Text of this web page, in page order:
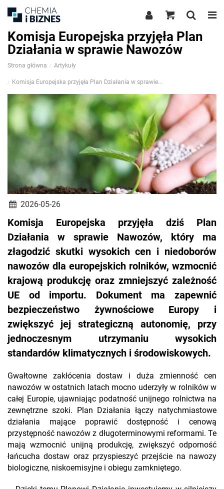
Komisja Europejska przyjęła Plan
Działania w sprawie Nawozów
Strona główna Artykuły
Komisja Europejska przyjęła Plan Działania w sprawie Nawozów
2026-05-26
Komisja Europejska przyjęła dziś Plan
Działania w sprawie Nawozów, który ma
złagodzić skutki wysokich cen i niedoborów
nawozów dla europejskich rolników, wzmocnić
krajową produkcję oraz zmniejszyć zależność
UE od importu. Dokument ma zapewnić
bezpieczeństwo żywnościowe Europy i
zwiększyć jej strategiczną autonomię, przy
jednoczesnym utrzymaniu wysokich
standardów klimatycznych i środowiskowych.
Gwałtowne zakłócenia dostaw i duża zmienność cen
nawozów w ostatnich latach mocno uderzyły w rolników w
całej Europie, ujawniając podatność unijnego rolnictwa na
zewnętrzne szoki. Plan Działania łączy natychmiastowe
działania mające poprawić dostępność i cenową
przystępność nawozów z długoterminowymi reformami. Te
mają wzmocnić unijną produkcję, zwiększyć odporność
łańcucha dostaw oraz przyspieszyć przejście na nawozy
biologiczne, niskoemisyjne i obiegu zamkniętego.